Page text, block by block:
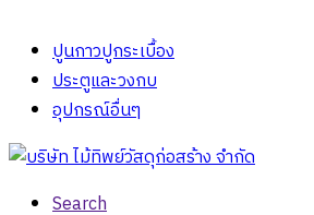
ปูนกาวปูกระเบื้อง
ประตูและวงกบ
อุปกรณ์อื่นๆ
Search